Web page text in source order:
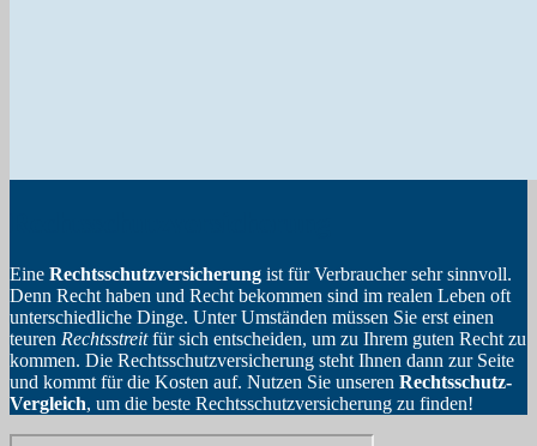
Eine Rechtsschutzversicherung ist für Verbraucher sehr sinnvoll.
Denn Recht haben und Recht bekommen sind im realen Leben oft
unterschiedliche Dinge. Unter Umständen müssen Sie erst einen
teuren Rechtsstreitfür sich entscheiden, um zu Ihrem guten Recht zu
kommen. Die Rechtsschutzversicherung steht Ihnen dann zur Seite
und kommt für die Kosten auf. Nutzen Sie unseren Rechtsschutz-
Vergleich, um die beste Rechtsschutzversicherung zu finden!